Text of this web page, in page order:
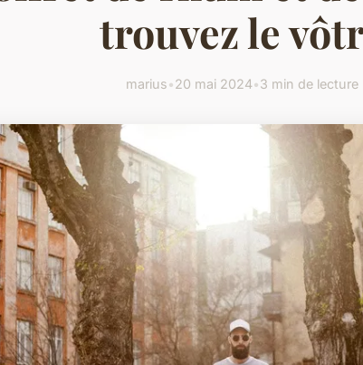
trouvez le
marius•20 mai 2024•3 min de lecture